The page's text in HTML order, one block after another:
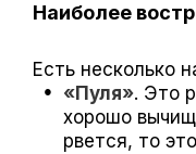
Наиболее
Есть несколько
«Пуля». Это
хорошо
рвется, то